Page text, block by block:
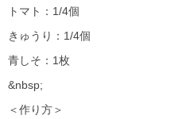
トマト：1/4個
きゅうり：1/4個
青しそ：1枚
&nbsp;
＜作り方＞